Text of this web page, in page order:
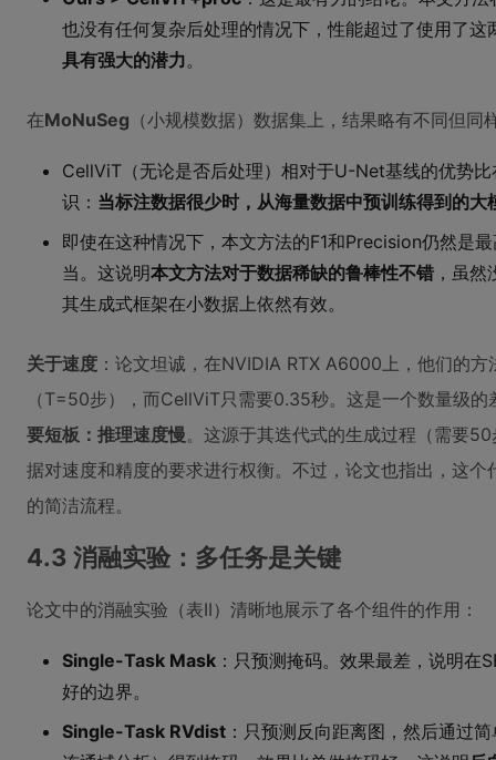
也没有任何复杂后处理的情况下，性能超过了使用了这
具有强大的潜力。
在MoNuSeg （小规模数据）数据集上，结果略有不同但同
CellViT（无论是否后处理）相对于U-Net基线的优势
识： 当标注数据很少时，从海量数据中预训练得到的
即使在这种情况下，本文方法的F1和Precision仍然是
当。这说明本文方法对于数据稀缺的鲁棒性不错 ，虽
其生成式框架在小数据上依然有效。
关于速度 ：论文坦诚，在NVIDIA RTX A6000上，他们的
（T=50步），而CellViT只需要0.35秒。这是一个数量级的
要短板：推理速度慢。这源于其迭代式的生成过程（需要
据对速度和精度的要求进行权衡。不过，论文也指出，这
的简洁流程。
4.3 消融实验：多任务是关键
论文中的消融实验（表II）清晰地展示了各个组件的作用：
Single-Task Mask ：只预测掩码。效果最差，说明在
好的边界。
Single-Task RVdist ：只预测反向距离图，然后通过